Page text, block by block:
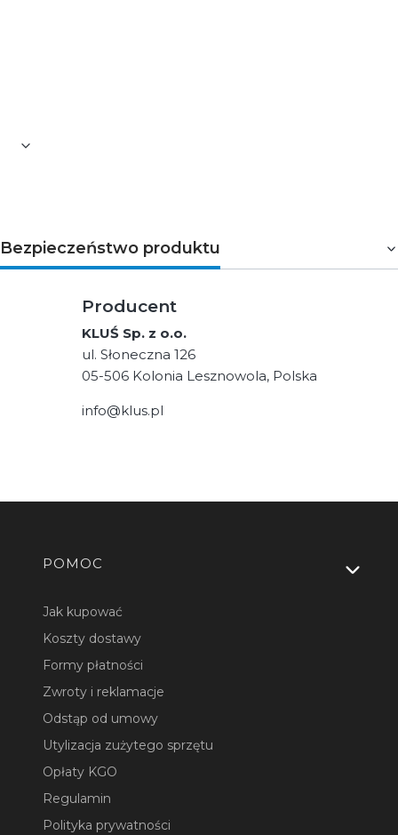
Bezpieczeństwo produktu
Producent
KLUŚ Sp. z o.o.
ul. Słoneczna 126
05-506 Kolonia Lesznowola, Polska
info@klus.pl
Linki w stopce
POMOC
Jak kupować
Koszty dostawy
Formy płatności
Zwroty i reklamacje
Odstąp od umowy
Utylizacja zużytego sprzętu
Opłaty KGO
Regulamin
Polityka prywatności